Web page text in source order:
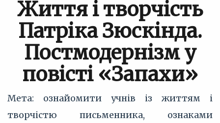
Життя і творчість
Патріка Зюскінда.
Постмодернізм у
повісті «Запахи»
Мета: ознайомити учнів із життям і
творчістю письменника, ознаками